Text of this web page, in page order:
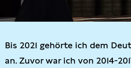
Bis 2021 gehörte ich dem
an. Zuvor war ich von 2014-